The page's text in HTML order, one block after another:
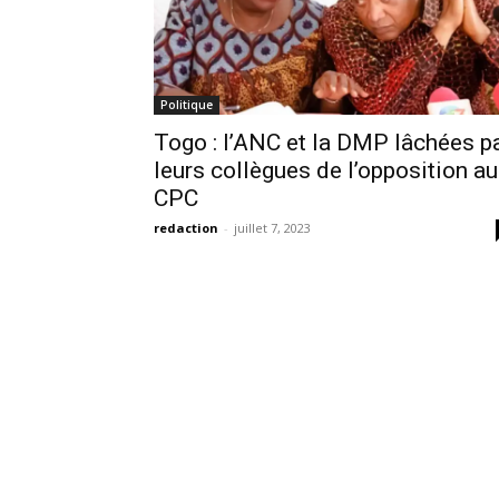
Politique
Togo : l’ANC et la DMP lâchées
leurs collègues de l’opposition au
CPC
redaction - juillet 7, 2023